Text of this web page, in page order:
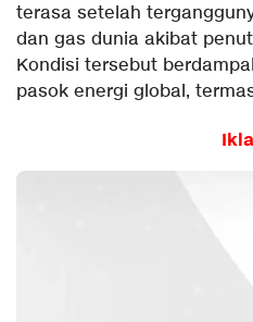
terasa setelah
dan gas dunia akibat
Kondisi tersebut
pasok energi global,